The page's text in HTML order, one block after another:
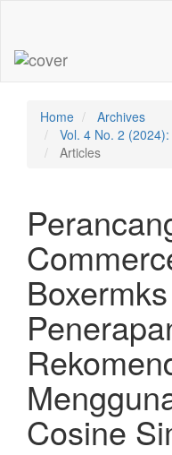
Content
Sidebar
Home
Archives
Vol. 4 No. 2
Articles
Cosine